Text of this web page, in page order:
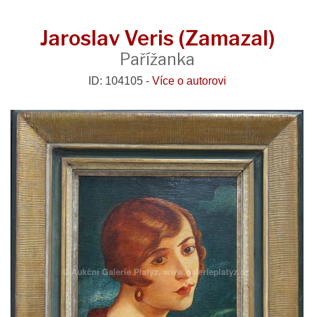
Jaroslav Veris (Zamazal)
Pařížanka
ID: 104105 - Více o autorovi